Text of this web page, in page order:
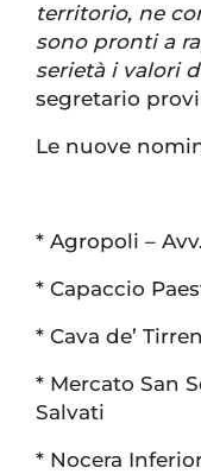
territorio, ne
sono pronti a
serietà i valori
segretario
Le nuove
* Agropoli –
* Capaccio
* Cava de’
* Mercato San
Salvati
* Nocera